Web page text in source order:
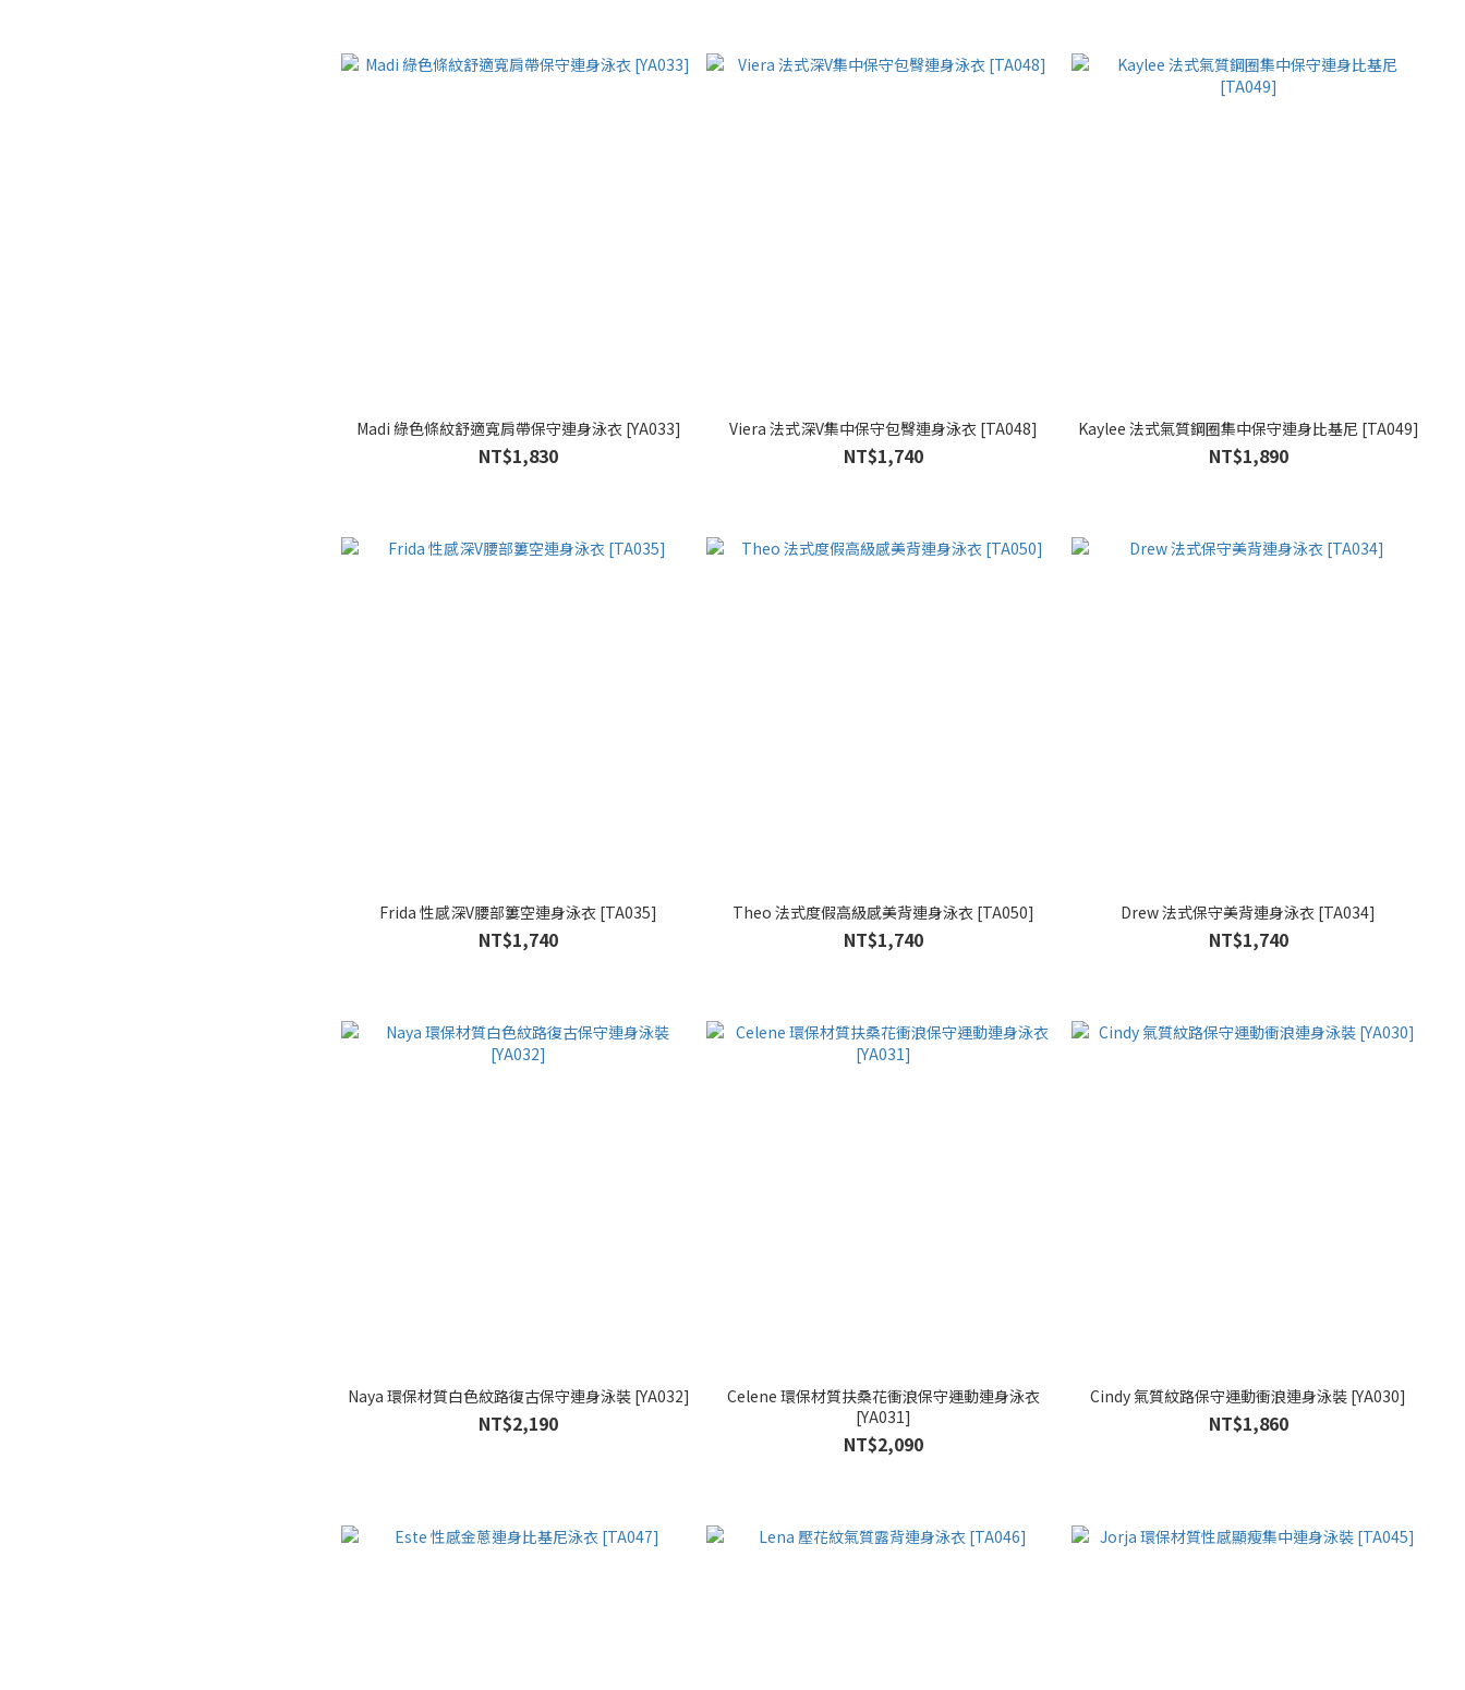
Madi 綠色條紋舒適寬肩帶保守連身泳衣 [YA033]
NT$1,830
Viera 法式深V集中保守包臀連身泳衣 [TA048]
NT$1,740
Kaylee 法式氣質鋼圈集中保守連身比基尼 [TA049]
NT$1,890
Frida 性感深V腰部簍空連身泳衣 [TA035]
NT$1,740
Theo 法式度假高級感美背連身泳衣 [TA050]
NT$1,740
Drew 法式保守美背連身泳衣 [TA034]
NT$1,740
Naya 環保材質白色紋路復古保守連身泳裝 [YA032]
NT$2,190
Celene 環保材質扶桑花衝浪保守運動連身泳衣
[YA031]
NT$2,090
Cindy 氣質紋路保守運動衝浪連身泳裝 [YA030]
NT$1,860